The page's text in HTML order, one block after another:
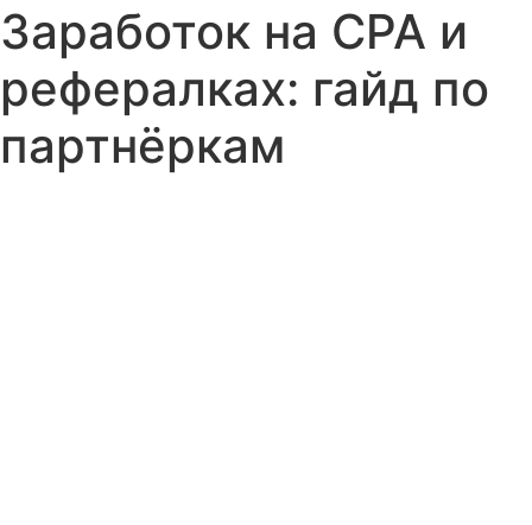
Заработок на CPA и
рефералках: гайд по
партнёркам